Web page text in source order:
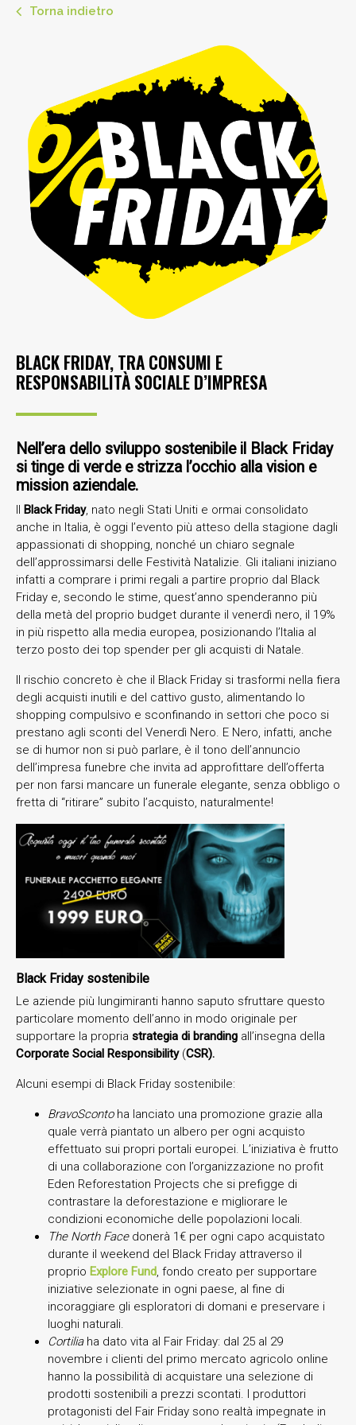
Torna indietro
BLACK FRIDAY, TRA CONSUMI E
RESPONSABILITÀ SOCIALE D’IMPRESA
Nell’era dello sviluppo sostenibile il Black Friday
si tinge di verde e strizza l’occhio alla vision e
mission aziendale.
Il Black Friday, nato negli Stati Uniti e ormai consolidato
anche in Italia, è oggi l’evento più atteso della stagione dagli
appassionati di shopping, nonché un chiaro segnale
dell’approssimarsi delle Festività Natalizie. Gli italiani iniziano
infatti a comprare i primi regali a partire proprio dal Black
Friday e, secondo le stime, quest’anno spenderanno più
della metà del proprio budget durante il venerdì nero, il 19%
in più rispetto alla media europea, posizionando l’Italia al
terzo posto dei top spender per gli acquisti di Natale.
Il rischio concreto è che il Black Friday si trasformi nella fiera
degli acquisti inutili e del cattivo gusto, alimentando lo
shopping compulsivo e sconfinando in settori che poco si
prestano agli sconti del Venerdì Nero. E Nero, infatti, anche
se di humor non si può parlare, è il tono dell’annuncio
dell’impresa funebre che invita ad approfittare dell’offerta
per non farsi mancare un funerale elegante, senza obbligo o
fretta di “ritirare” subito l’acquisto, naturalmente!
Black Friday sostenibile
Le aziende più lungimiranti hanno saputo sfruttare questo
particolare momento dell’anno in modo originale per
supportare la propria strategia di branding all’insegna della
Corporate Social Responsibility(CSR).
Alcuni esempi di Black Friday sostenibile:
BravoScontoha lanciato una promozione grazie alla
quale verrà piantato un albero per ogni acquisto
effettuato sui propri portali europei. L’iniziativa è frutto
di una collaborazione con l’organizzazione no profit
Eden Reforestation Projects che si prefigge di
contrastare la deforestazione e migliorare le
condizioni economiche delle popolazioni locali.
The North Facedonerà 1€ per ogni capo acquistato
durante il weekend del Black Friday attraverso il
proprio Explore Fund, fondo creato per supportare
iniziative selezionate in ogni paese, al fine di
incoraggiare gli esploratori di domani e preservare i
luoghi naturali.
Cortiliaha dato vita al Fair Friday: dal 25 al 29
novembre i clienti del primo mercato agricolo online
hanno la possibilità di acquistare una selezione di
prodotti sostenibili a prezzi scontati. I produttori
protagonisti del Fair Friday sono realtà impegnate in